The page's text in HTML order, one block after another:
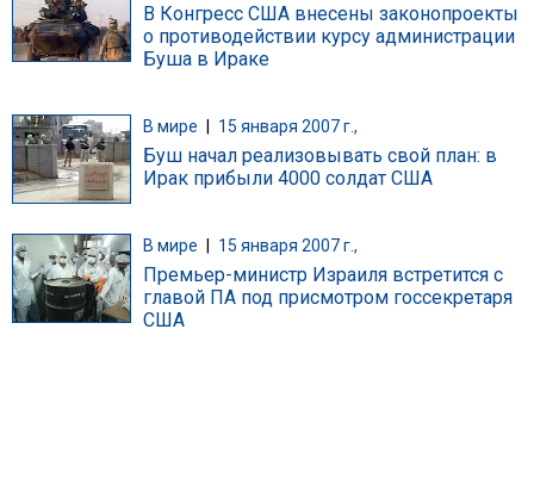
В Конгресс США внесены законопроекты
о противодействии курсу администрации
Буша в Ираке
В мире 15 января 2007 г.,
Буш начал реализовывать свой план: в
Ирак прибыли 4000 солдат США
В мире 15 января 2007 г.,
Премьер-министр Израиля встретится с
главой ПА под присмотром госсекретаря
США